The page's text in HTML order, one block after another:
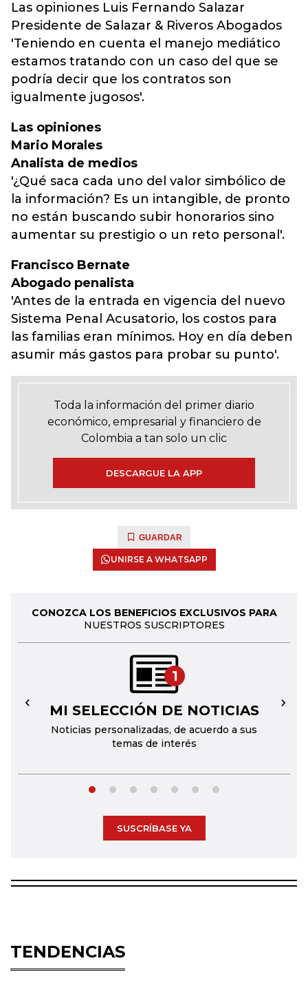
Las opiniones Luis Fernando Salazar
Presidente de Salazar & Riveros Abogados
'Teniendo en cuenta el manejo mediático
estamos tratando con un caso del que se
podría decir que los contratos son
igualmente jugosos'.
Las opiniones
Mario Morales
Analista de medios
'¿Qué saca cada uno del valor simbólico de
la información? Es un intangible, de pronto
no están buscando subir honorarios sino
aumentar su prestigio o un reto personal'.
Francisco Bernate
Abogado penalista
'Antes de la entrada en vigencia del nuevo
Sistema Penal Acusatorio, los costos para
las familias eran mínimos. Hoy en día deben
asumir más gastos para probar su punto'.
Toda la información del primer diario
económico, empresarial y financiero de
Colombia a tan solo un clic
DESCARGUE LA APP
GUARDAR
UNIRSE A WHATSAPP
CONOZCA LOS BENEFICIOS EXCLUSIVOS PARA
NUESTROS SUSCRIPTORES
1
MI SELECCIÓN DE NOTICIAS
Noticias personalizadas, de acuerdo a sus
temas de interés
← →
SUSCRÍBASE YA
TENDENCIAS